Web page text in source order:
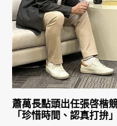
蕭萬長點頭出任張啓楷
「珍惜時間、認真打拚」